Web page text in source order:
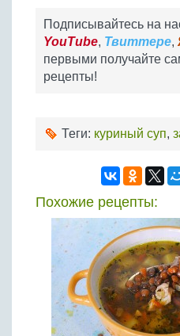
Подписывайтесь на
YouTube, Твиттере,
первыми получайте
рецепты!
Теги: куриный суп,
Похожие рецепты: